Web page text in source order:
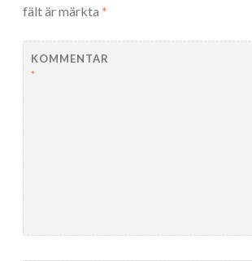
fält är märkta *
KOMMENTAR
*